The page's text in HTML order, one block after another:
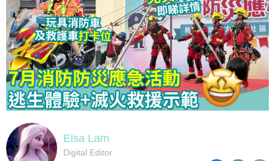
Elsa Lam
Digital Editor